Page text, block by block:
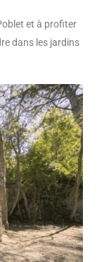
et à profiter
dans les jardins